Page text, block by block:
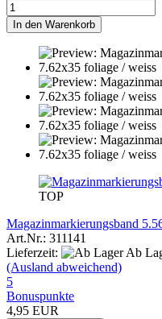
In den Warenkorb
TOP
Magazinmarkierungsband
Art.Nr.: 311141
Lieferzeit:
Ab
(Ausland abweichend)
5
Bonuspunkte
4,95 EUR